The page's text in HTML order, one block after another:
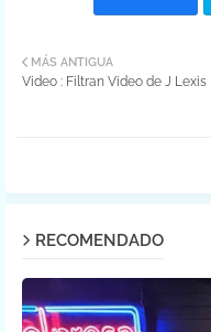
MÁS ANTIGUA
Video : Filtran Video de J Lexis
RECOMENDADO